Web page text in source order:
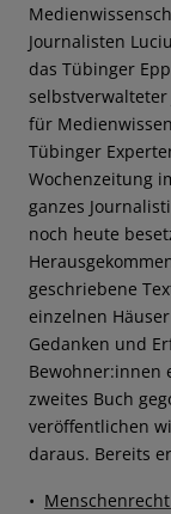
Journalisten
das Tübinger
für
Tübinger
Wochenzeitung
ganzes
noch heute
geschriebene
einzelnen
Gedanken und
Bewohner:innen
zweites Buch
veröffentlichen
daraus. Bereits
•